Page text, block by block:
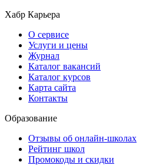
Хабр Карьера
О сервисе
Услуги и цены
Журнал
Каталог вакансий
Каталог курсов
Карта сайта
Контакты
Образование
Отзывы об онлайн-школах
Рейтинг школ
Промокоды и скидки